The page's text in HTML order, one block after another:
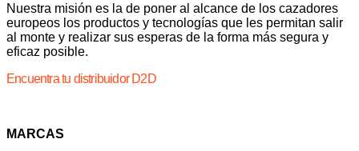
Nuestra misión es la de poner al alcance de los cazadores
europeos los productos y tecnologías que les permitan salir
al monte y realizar sus esperas de la forma más segura y
eficaz posible.
Encuentra tu distribuidor D2D
MARCAS